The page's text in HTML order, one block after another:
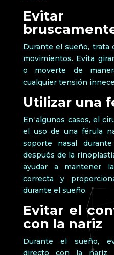
Evitar
Durante el sueño, trata
movimientos. Evita
o moverte de
cualquier tensión
Utilizar una
En algunos casos, el
el uso de una férula
soporte nasal
después de la
ayudar a mantener
correcta y
durante el sueño.
Evitar el
con la nariz
Durante el sueño,
directo con la nariz